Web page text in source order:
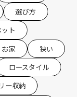
選び方
ト
お家
狭い
ロースタイル
ー収納